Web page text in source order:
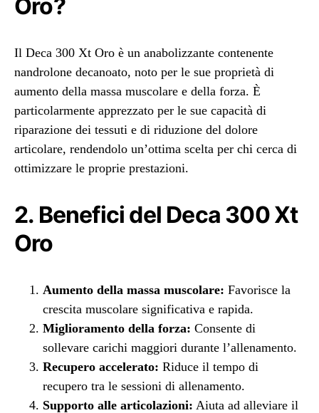
Oro?
Il Deca 300 Xt Oro è un anabolizzante contenente
nandrolone decanoato, noto per le sue proprietà di
aumento della massa muscolare e della forza. È
particolarmente apprezzato per le sue capacità di
riparazione dei tessuti e di riduzione del dolore
articolare, rendendolo un’ottima scelta per chi cerca di
ottimizzare le proprie prestazioni.
2. Benefici del Deca 300 Xt
Oro
Aumento della massa muscolare: Favorisce la
crescita muscolare significativa e rapida.
Miglioramento della forza: Consente di
sollevare carichi maggiori durante l’allenamento.
Recupero accelerato: Riduce il tempo di
recupero tra le sessioni di allenamento.
Supporto alle articolazioni: Aiuta ad alleviare il